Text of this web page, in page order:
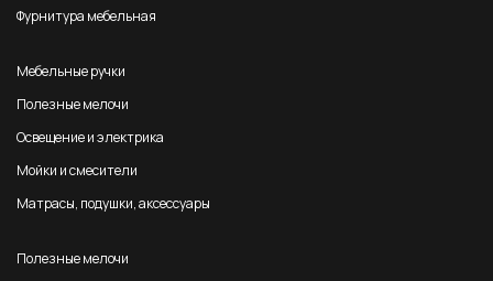
Фурнитура мебельная
Мебельные ручки
Полезные мелочи
Освещение и электрика
Мойки и смесители
Матрасы, подушки, аксессуары
Полезные мелочи